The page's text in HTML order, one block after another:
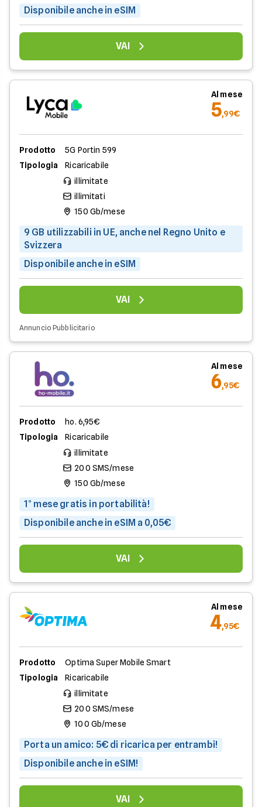
Disponibile anche in eSIM
VAI
Al mese
5,99€
Prodotto
5G Portin 599
Tipologia
Ricaricabile
illimitate
illimitati
150 Gb/mese
9 GB utilizzabili in UE, anche nel Regno Unito e
Svizzera
Disponibile anche in eSIM
VAI
Annuncio Pubblicitario
Al mese
6,95€
Prodotto
ho. 6,95€
Tipologia
Ricaricabile
illimitate
200 SMS/mese
150 Gb/mese
1° mese gratis in portabilità!
Disponibile anche in eSIM a 0,05€
VAI
Al mese
4,95€
Prodotto
Optima Super Mobile Smart
Tipologia
Ricaricabile
illimitate
200 SMS/mese
100 Gb/mese
Porta un amico: 5€ di ricarica per entrambi!
Disponibile anche in eSIM!
VAI